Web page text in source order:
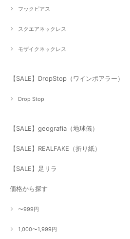
フックピアス
スクエアネックレス
モザイクネックレス
【SALE】DropStop（ワインポアラー）
Drop Stop
【SALE】geografia（地球儀）
【SALE】REALFAKE（折り紙）
【SALE】足リラ
価格から探す
〜999円
1,000〜1,999円